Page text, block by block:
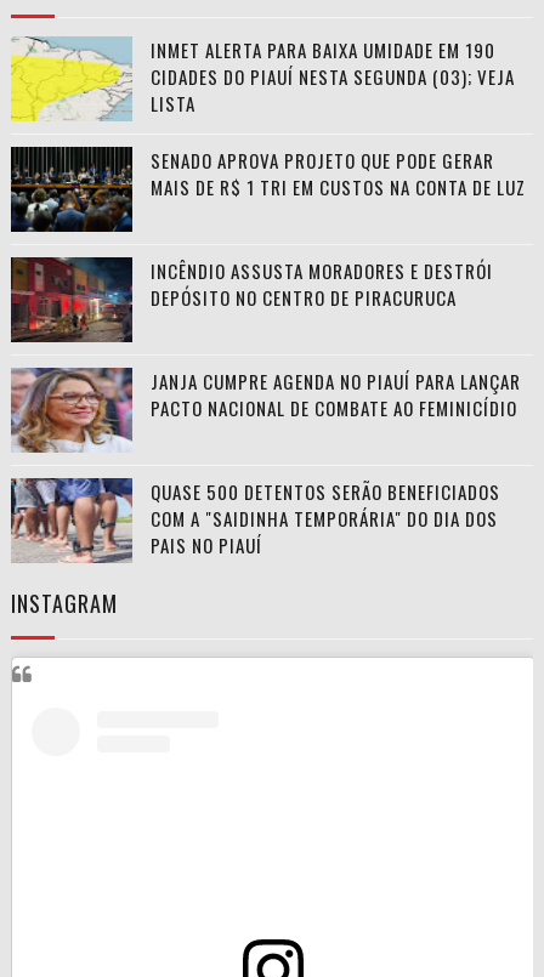
INMET ALERTA PARA BAIXA UMIDADE EM 190
CIDADES DO PIAUÍ NESTA SEGUNDA (03); VEJA
LISTA
SENADO APROVA PROJETO QUE PODE GERAR
MAIS DE R$ 1 TRI EM CUSTOS NA CONTA DE LUZ
INCÊNDIO ASSUSTA MORADORES E DESTRÓI
DEPÓSITO NO CENTRO DE PIRACURUCA
JANJA CUMPRE AGENDA NO PIAUÍ PARA LANÇAR
PACTO NACIONAL DE COMBATE AO FEMINICÍDIO
QUASE 500 DETENTOS SERÃO BENEFICIADOS
COM A "SAIDINHA TEMPORÁRIA" DO DIA DOS
PAIS NO PIAUÍ
INSTAGRAM